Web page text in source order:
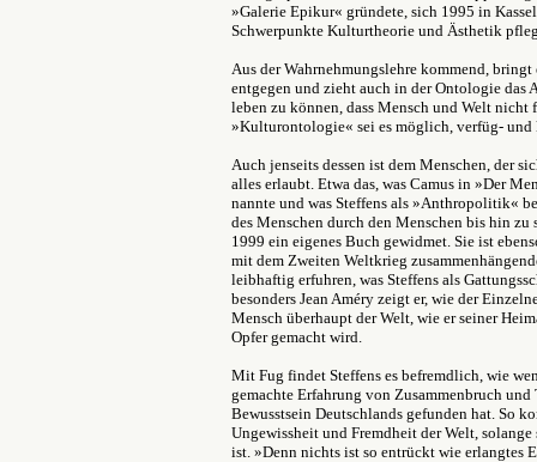
»Galerie Epikur« gründete, sich 1995 in
Schwerpunkte Kulturtheorie und Ästhetik
Aus der Wahrnehmungslehre kommend,
entgegen und zieht auch in der Ontologie
leben zu können, dass Mensch und Welt
»Kulturontologie« sei es möglich, verfüg- und
Auch jenseits dessen ist dem Menschen, der
alles erlaubt. Etwa das, was Camus in »Der
nannte und was Steffens als »Anthropolitik«
des Menschen durch den Menschen bis hin
1999 ein eigenes Buch gewidmet. Sie ist
mit dem Zweiten Weltkrieg
leibhaftig erfuhren, was Steffens als
besonders Jean Améry zeigt er, wie der
Mensch überhaupt der Welt, wie er seiner
Opfer gemacht wird.
Mit Fug findet Steffens es befremdlich, wie
gemachte Erfahrung von Zusammenbruch
Bewusstsein Deutschlands gefunden hat. So
Ungewissheit und Fremdheit der Welt,
ist. »Denn nichts ist so entrückt wie erlangtes